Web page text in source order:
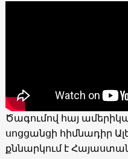
Ծագումով հայ
սոցցանցի հիմնադիր
քննարկում է